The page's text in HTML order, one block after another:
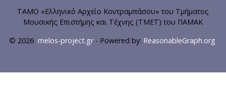
ΤΑΜΟ «Ελληνικό Αρχείο Κοντραμπάσου» του Τμήματος
Μουσικής Επιστήμης και Τέχνης (ΤΜΕΤ) του ΠΑΜΑΚ
© 2026 melos-project.gr- Powered by: ReasonableGraph.org